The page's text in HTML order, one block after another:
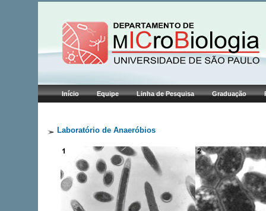
Início Equipe Linha de Pesquisa Graduação
Laboratório de Anaeróbios